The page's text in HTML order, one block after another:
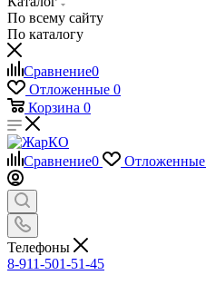
По всему сайту
По каталогу
Сравнение0
Отложенные 0
Корзина 0
Сравнение0 Отложенные
Телефоны
8-911-501-51-45